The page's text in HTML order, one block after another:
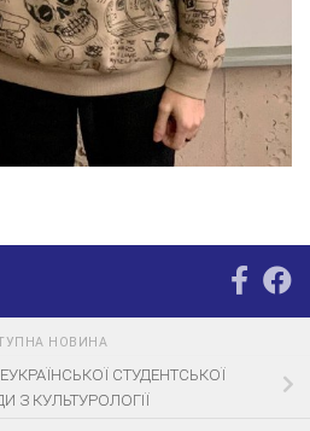
НОВИНА
СТУДЕНТСЬКОЇ
З КУЛЬТУРОЛОГІЇ